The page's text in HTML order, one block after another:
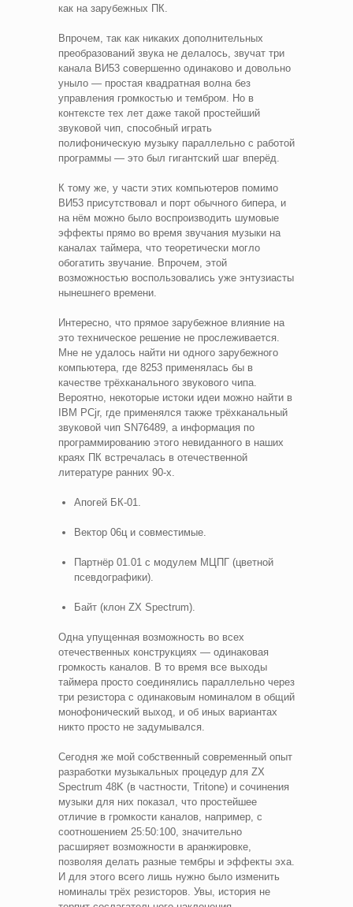
как на зарубежных ПК.
Впрочем, так как никаких дополнительных
преобразований звука не делалось, звучат три
канала ВИ53 совершенно одинаково и довольно
уныло — простая квадратная волна без
управления громкостью и тембром. Но в
контексте тех лет даже такой простейший
звуковой чип, способный играть
полифоническую музыку параллельно с работой
программы — это был гигантский шаг вперёд.
К тому же, у части этих компьютеров помимо
ВИ53 присутствовал и порт обычного бипера, и
на нём можно было воспроизводить шумовые
эффекты прямо во время звучания музыки на
каналах таймера, что теоретически могло
обогатить звучание. Впрочем, этой
возможностью воспользовались уже энтузиасты
нынешнего времени.
Интересно, что прямое зарубежное влияние на
это техническое решение не прослеживается.
Мне не удалось найти ни одного зарубежного
компьютера, где 8253 применялась бы в
качестве трёхканального звукового чипа.
Вероятно, некоторые истоки идеи можно найти в
IBM PCjr, где применялся также трёхканальный
звуковой чип SN76489, а информация по
программированию этого невиданного в наших
краях ПК встречалась в отечественной
литературе ранних 90-х.
Апогей БК-01.
Вектор 06ц и совместимые.
Партнёр 01.01 с модулем МЦПГ (цветной
псевдографики).
Байт (клон ZX Spectrum).
Одна упущенная возможность во всех
отечественных конструкциях — одинаковая
громкость каналов. В то время все выходы
таймера просто соединялись параллельно через
три резистора с одинаковым номиналом в общий
монофонический выход, и об иных вариантах
никто просто не задумывался.
Сегодня же мой собственный современный опыт
разработки музыкальных процедур для ZX
Spectrum 48K (в частности, Tritone) и сочинения
музыки для них показал, что простейшее
отличие в громкости каналов, например, с
соотношением 25:50:100, значительно
расширяет возможности в аранжировке,
позволяя делать разные тембры и эффекты эха.
И для этого всего лишь нужно было изменить
номиналы трёх резисторов. Увы, история не